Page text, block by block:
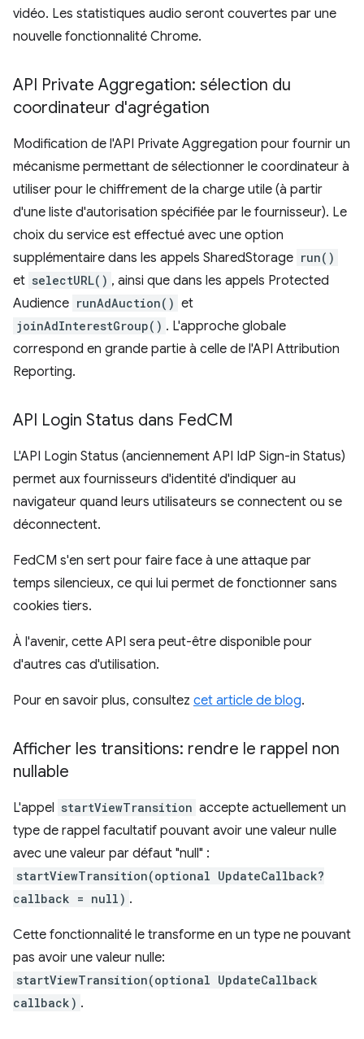
vidéo. Les statistiques audio seront couvertes par une
nouvelle fonctionnalité Chrome.
API Private Aggregation: sélection du
coordinateur d'agrégation
Modification de l'API Private Aggregation pour fournir un
mécanisme permettant de sélectionner le coordinateur à
utiliser pour le chiffrement de la charge utile (à partir
d'une liste d'autorisation spécifiée par le fournisseur). Le
choix du service est effectué avec une option
supplémentaire dans les appels SharedStorage run()
et selectURL() , ainsi que dans les appels Protected
Audience runAdAuction() et
joinAdInterestGroup() . L'approche globale
correspond en grande partie à celle de l'API Attribution
Reporting.
API Login Status dans FedCM
L'API Login Status (anciennement API IdP Sign-in Status)
permet aux fournisseurs d'identité d'indiquer au
navigateur quand leurs utilisateurs se connectent ou se
déconnectent.
FedCM s'en sert pour faire face à une attaque par
temps silencieux, ce qui lui permet de fonctionner sans
cookies tiers.
À l'avenir, cette API sera peut-être disponible pour
d'autres cas d'utilisation.
Pour en savoir plus, consultez cet article de blog.
Afficher les transitions: rendre le rappel non
nullable
L'appel startViewTransition accepte actuellement un
type de rappel facultatif pouvant avoir une valeur nulle
avec une valeur par défaut "null" :
startViewTransition(optional UpdateCallback?
callback = null) .
Cette fonctionnalité le transforme en un type ne pouvant
pas avoir une valeur nulle:
startViewTransition(optional UpdateCallback
callback) .